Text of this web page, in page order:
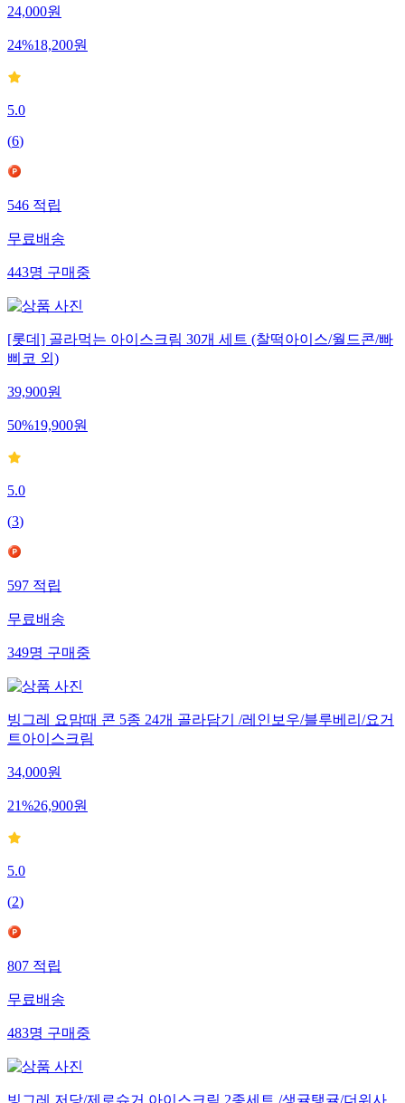
24,000원
24%18,200원
5.0
(6)
546적립
무료배송
443명구매중
[롯데] 골라먹는 아이스크림 30개 세트 (찰떡아이스/월드콘/빠
삐코 외)
39,900원
50%19,900원
5.0
(3)
597적립
무료배송
349명구매중
빙그레 요맘때 콘 5종 24개 골라담기 /레인보우/블루베리/요거
트아이스크림
34,000원
21%26,900원
5.0
(2)
807적립
무료배송
483명구매중